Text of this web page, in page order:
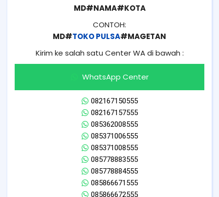
MD#NAMA#KOTA
CONTOH:
MD#TOKO PULSA#MAGETAN
Kirim ke salah satu Center WA di bawah :
WhatsApp Center
082167150555
082167157555
085362008555
085371006555
085371008555
085778883555
085778884555
085866671555
085866672555